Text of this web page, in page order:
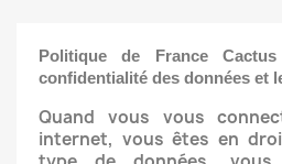
Politique de France
confidentialité des données et
Quand vous vous
internet, vous êtes en